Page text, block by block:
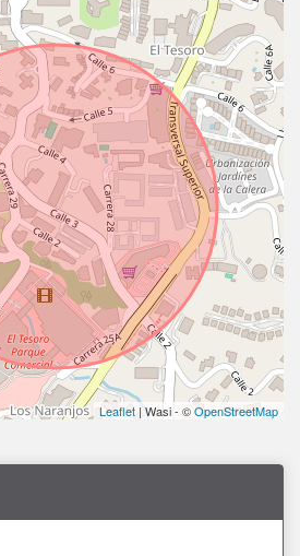
Leaflet | Wasi - ©OpenStreetMap